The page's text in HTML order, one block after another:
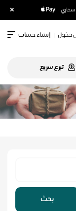
سفاري ×
دخول | إنشاء حساب
تبرع سريع
بحث